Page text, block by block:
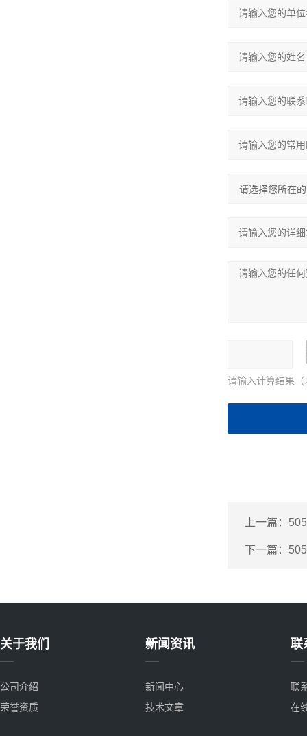
请输入计算结果
上一篇：
下一篇：
关于我们
公司介绍
荣誉资质
新闻资讯
新闻中心
技术文章
联
联
在